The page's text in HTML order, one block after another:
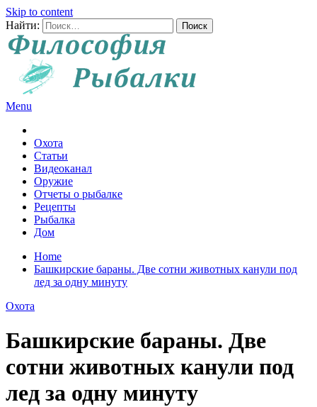
Skip to content
Найти:
Menu
Охота
Статьи
Видеоканал
Оружие
Отчеты о рыбалке
Рецепты
Рыбалка
Дом
Home
Башкирские бараны. Две сотни животных канули под
лед за одну минуту
Охота
Башкирские бараны. Две
сотни животных канули под
лед за одну минуту